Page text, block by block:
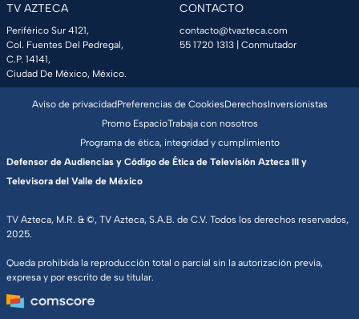
TV AZTECA
Periférico Sur 4121,
Col. Fuentes Del Pedregal,
C.P. 14141,
Ciudad De México, México.
CONTACTO
contacto@tvazteca.com
55 1720 1313 | Conmutador
TV Azteca, M.R. & ©, TV Azteca, S.A.B. de C.V. Todos los derechos reservados,
2025.
Queda prohibida la reproducción total o parcial sin la autorización previa,
expresa y por escrito de su titular.
Aviso de privacidadPreferencias de CookiesDerechosInversionistas
Promo EspacioTrabaja con nosotros
Programa de ética, integridad y cumplimiento
Defensor de Audiencias y Código de Ética de Televisión Azteca III y
Televisora del Valle de México